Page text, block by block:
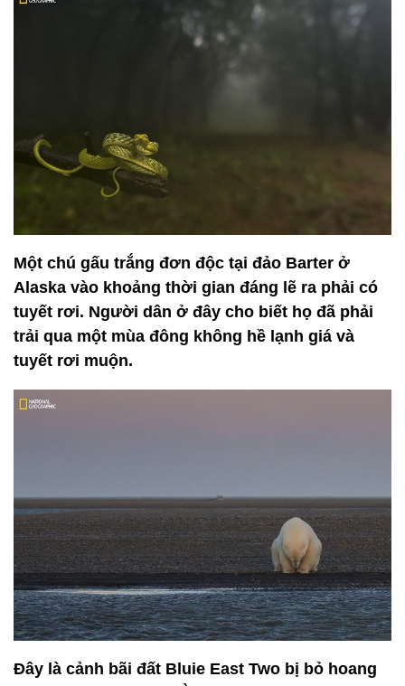
Một chú gấu trắng đơn độc tại đảo Barter ở
Alaska vào khoảng thời gian đáng lẽ ra phải có
tuyết rơi. Người dân ở đây cho biết họ đã phải
trải qua một mùa đông không hề lạnh giá và
tuyết rơi muộn.
Đây là cảnh bãi đất Bluie East Two bị bỏ hoang